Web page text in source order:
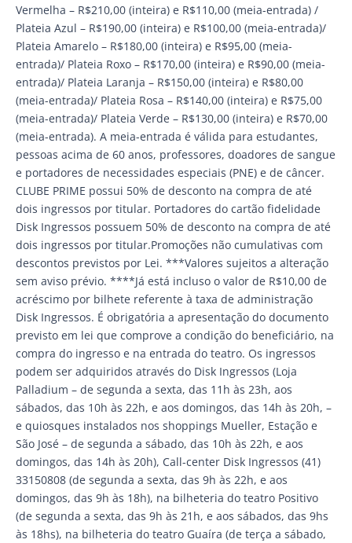
Vermelha – R$210,00 (inteira) e R$110,00 (meia-entrada) /
Plateia Azul – R$190,00 (inteira) e R$100,00 (meia-entrada)/
Plateia Amarelo – R$180,00 (inteira) e R$95,00 (meia-
entrada)/ Plateia Roxo – R$170,00 (inteira) e R$90,00 (meia-
entrada)/ Plateia Laranja – R$150,00 (inteira) e R$80,00
(meia-entrada)/ Plateia Rosa – R$140,00 (inteira) e R$75,00
(meia-entrada)/ Plateia Verde – R$130,00 (inteira) e R$70,00
(meia-entrada). A meia-entrada é válida para estudantes,
pessoas acima de 60 anos, professores, doadores de sangue
e portadores de necessidades especiais (PNE) e de câncer.
CLUBE PRIME possui 50% de desconto na compra de até
dois ingressos por titular. Portadores do cartão fidelidade
Disk Ingressos possuem 50% de desconto na compra de até
dois ingressos por titular.Promoções não cumulativas com
descontos previstos por Lei. ***Valores sujeitos a alteração
sem aviso prévio. ****Já está incluso o valor de R$10,00 de
acréscimo por bilhete referente à taxa de administração
Disk Ingressos. É obrigatória a apresentação do documento
previsto em lei que comprove a condição do beneficiário, na
compra do ingresso e na entrada do teatro. Os ingressos
podem ser adquiridos através do Disk Ingressos (Loja
Palladium – de segunda a sexta, das 11h às 23h, aos
sábados, das 10h às 22h, e aos domingos, das 14h às 20h, –
e quiosques instalados nos shoppings Mueller, Estação e
São José – de segunda a sábado, das 10h às 22h, e aos
domingos, das 14h às 20h), Call-center Disk Ingressos (41)
33150808 (de segunda a sexta, das 9h às 22h, e aos
domingos, das 9h às 18h), na bilheteria do teatro Positivo
(de segunda a sexta, das 9h às 21h, e aos sábados, das 9hs
às 18hs), na bilheteria do teatro Guaíra (de terça a sábado,